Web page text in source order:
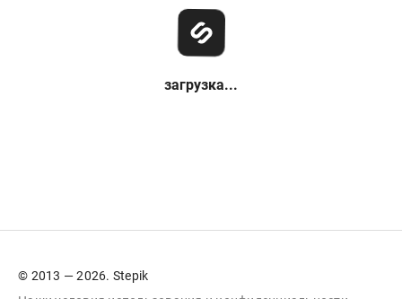
загрузка...
© 2013 — 2026. Stepik